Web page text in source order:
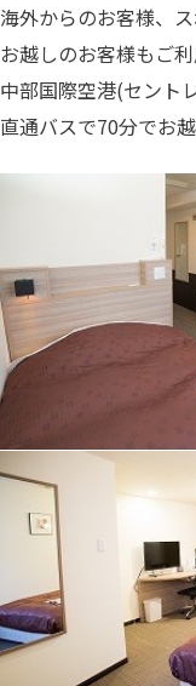
海外からのお客様、
お越しのお客様もご
中部国際空港(セント
直通バスで70分でお